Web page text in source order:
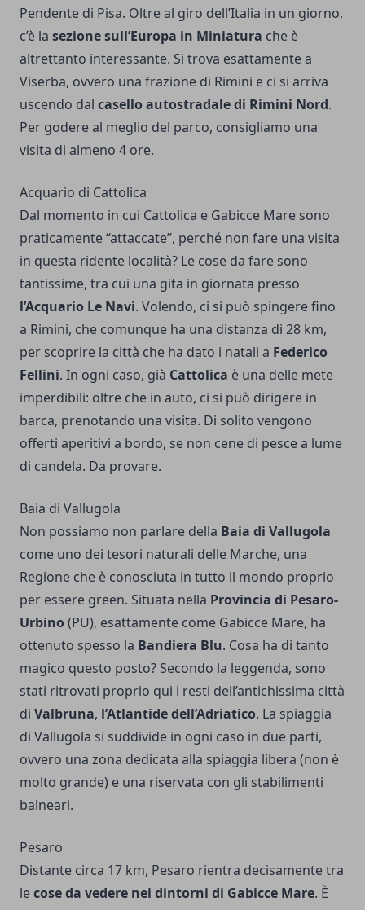
Pendente di Pisa. Oltre al giro dell’Italia in un giorno,
c’è la sezione sull’Europa in Miniatura che è
altrettanto interessante. Si trova esattamente a
Viserba, ovvero una frazione di Rimini e ci si arriva
uscendo dal casello autostradale di Rimini Nord.
Per godere al meglio del parco, consigliamo una
visita di almeno 4 ore.
Acquario di Cattolica
Dal momento in cui Cattolica e Gabicce Mare sono
praticamente “attaccate”, perché non fare una visita
in questa ridente località? Le cose da fare sono
tantissime, tra cui una gita in giornata presso
l’Acquario Le Navi. Volendo, ci si può spingere fino
a Rimini, che comunque ha una distanza di 28 km,
per scoprire la città che ha dato i natali a Federico
Fellini. In ogni caso, già Cattolica è una delle mete
imperdibili: oltre che in auto, ci si può dirigere in
barca, prenotando una visita. Di solito vengono
offerti aperitivi a bordo, se non cene di pesce a lume
di candela. Da provare.
Baia di Vallugola
Non possiamo non parlare della Baia di Vallugola
come uno dei tesori naturali delle Marche, una
Regione che è conosciuta in tutto il mondo proprio
per essere green. Situata nella Provincia di Pesaro-
Urbino (PU), esattamente come Gabicce Mare, ha
ottenuto spesso la Bandiera Blu. Cosa ha di tanto
magico questo posto? Secondo la leggenda, sono
stati ritrovati proprio qui i resti dell’antichissima città
di Valbruna, l’Atlantide dell’Adriatico. La spiaggia
di Vallugola si suddivide in ogni caso in due parti,
ovvero una zona dedicata alla spiaggia libera (non è
molto grande) e una riservata con gli stabilimenti
balneari.
Pesaro
Distante circa 17 km, Pesaro rientra decisamente tra
lecose da vedere nei dintorni di Gabicce Mare. È